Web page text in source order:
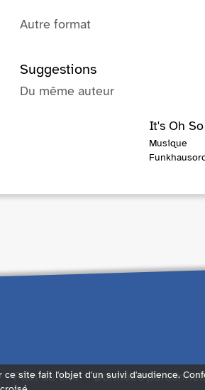
Autre format
Suggestions
Du même auteur
It's Oh
Plan du site Données
ce site fait l'objet d'un suivi d'audience.